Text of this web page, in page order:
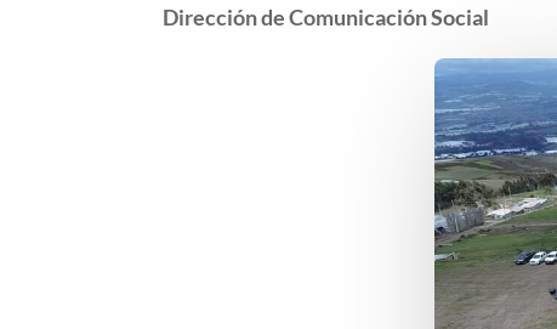
Dirección deComunicación Social